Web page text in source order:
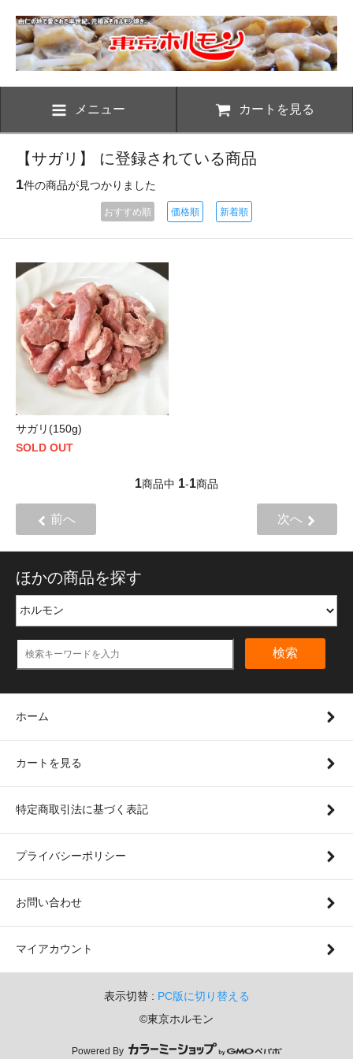
メニュー カートを見る
【サガリ】 に登録されている商品
1件の商品が見つかりました
おすすめ順 価格順 新着順
サガリ(150g)
SOLD OUT
1商品中 1-1商品
前へ 次へ
ほかの商品を探す
検索
ホーム
カートを見る
特定商取引法に基づく表記
プライバシーポリシー
お問い合わせ
マイアカウント
表示切替 : PC版に切り替える
©東京ホルモン
Powered By